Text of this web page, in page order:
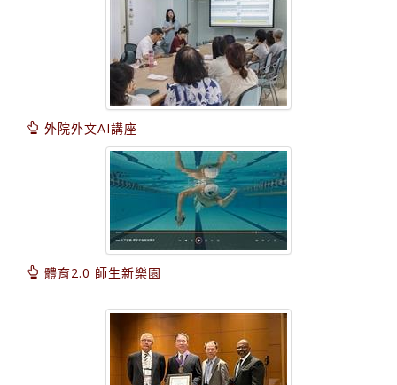
外院外文AI講座
體育2.0 師生新樂園